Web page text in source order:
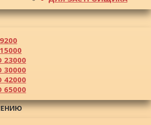
23000
30000
42000
65000